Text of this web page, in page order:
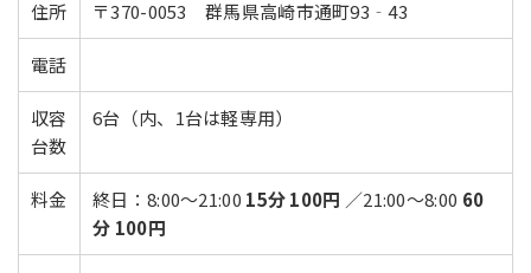
住所 〒370-0053 群馬県高崎市通町93‐43
電話
収容
台数
6台（内、1台は軽専用）
料金 終日：8:00～21:00 15分 100円 ／21:00～8:00 60
分 100円